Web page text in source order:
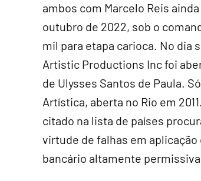
ambos com Marcelo Reis
outubro de 2022, sob o
mil para etapa carioca. No dia
Artistic Productions Inc foi
de Ulysses Santos de Paula.
Artística, aberta no Rio em
citado na lista de países
virtude de falhas em
bancário altamente